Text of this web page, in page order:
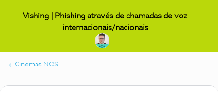
Vishing | Phishing através de chamadas de voz
internacionais/nacionais
Cinemas NOS